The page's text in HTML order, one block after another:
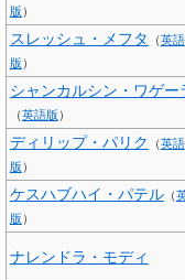
版 ）
スレッシュ・メフタ
（英語
版 ）
シャンカルシン・ワゲー
（英語版 ）
ディリップ・パリク （英語
版 ）
ケスハブハイ・パテル（
版 ）
ナレンドラ・モディ